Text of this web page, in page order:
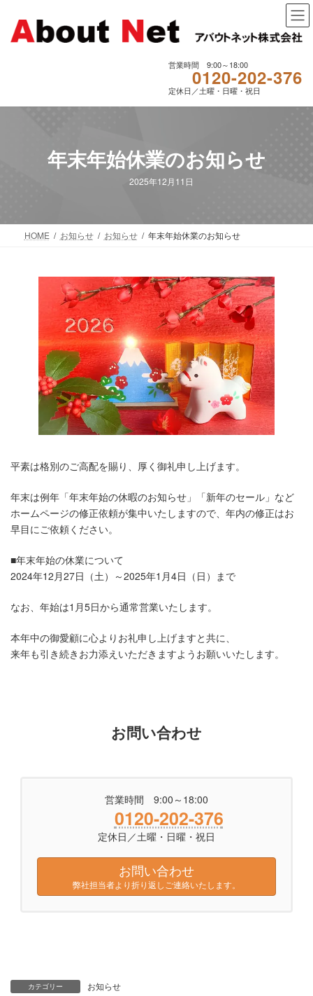
キ
に
営業時間 9:00～18:00
0120-202-376
定休日／土曜・日曜・祝日
年末年始休業のお知らせ
2025年12月11日
HOME お知らせ お知らせ 年末年始休業のお知らせ
平素は格別のご高配を賜り、厚く御礼申し上げます。
年末は例年「年末年始の休暇のお知らせ」「新年のセール」など
ホームページの修正依頼が集中いたしますので、年内の修正はお
早目にご依頼ください。
■年末年始の休業について
2024年12月27日（土）～2025年1月4日（日）まで
なお、年始は1月5日から通常営業いたします。
本年中の御愛顧に心よりお礼申し上げますと共に、
来年も引き続きお力添えいただきますようお願いいたします。
お問い合わせ
営業時間 9:00～18:00
0120-202-376
定休日／土曜・日曜・祝日
お問い合わせ
弊社担当者より折り返しご連絡いたします。
カテゴリー お知らせ